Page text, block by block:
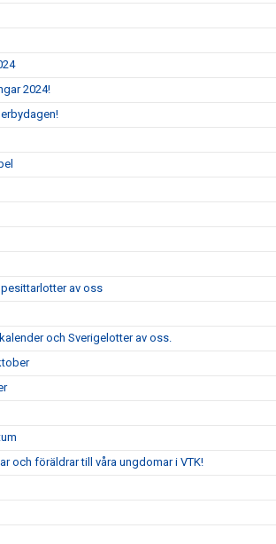
2024!
av oss
och Sverigelotter av oss.
och föräldrar till våra ungdomar i VTK!